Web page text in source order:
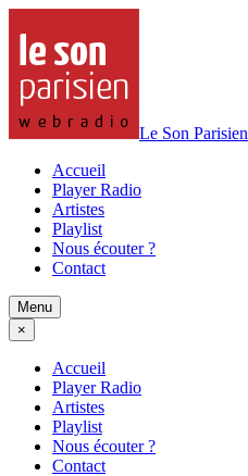
Le Son Parisien
Accueil
Player Radio
Artistes
Playlist
Nous écouter ?
Contact
Menu
×
Accueil
Player Radio
Artistes
Playlist
Nous écouter ?
Contact